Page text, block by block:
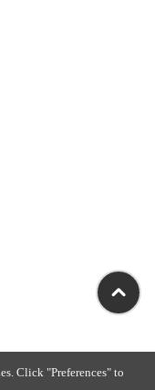
Click "Preferences" to